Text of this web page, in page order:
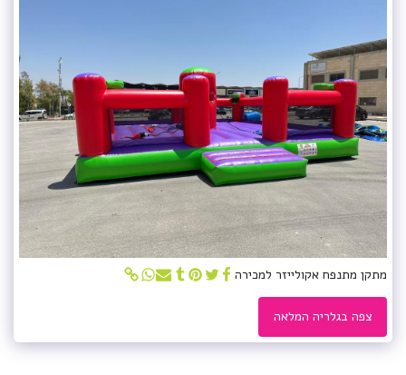
מתקן מתנפח אקולייזר למכירה
צפה בגלריה המלאה